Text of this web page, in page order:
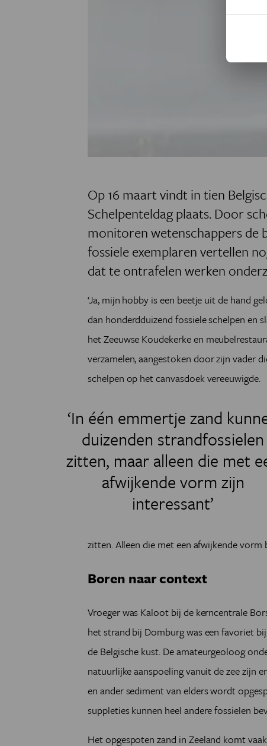
Op 16 maart vindt in tien
Schelpenteldag plaats. Door
monitoren wetenschappers de
fossiele exemplaren vertellen
dat te ontrafelen werken
‘Ja, mijn hobby is een beetje uit de hand
dan honderdduizend fossiele schelpen en
het Zeeuwse Koudekerke en
verzamelen, aangestoken door zijn vader
schelpen op het canvasdoek vereeuwigde.
‘In één emmertje zand
duizenden strandfossielen
zitten, maar alleen die met
afwijkende vorm zijn
interessant’
zitten. Alleen die met een afwijkende vorm
Boren naar context
Vroeger was Kaloot bij de kerncentrale
het strand bij Domburg was een favoriet
de Belgische kust. De amateurgeoloog
natuurlijke aanspoeling vanuit de zee zijn
en ander sediment van elders wordt
suppleties kunnen heel andere fossielen
Het opgespoten zand in Zeeland komt